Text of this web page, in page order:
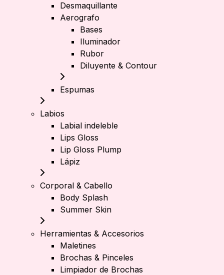
Desmaquillante
Aerografo
Bases
Iluminador
Rubor
Diluyente & Contour
Espumas
Labios
Labial indeleble
Lips Gloss
Lip Gloss Plump
Lápiz
Corporal & Cabello
Body Splash
Summer Skin
Herramientas & Accesorios
Maletines
Brochas & Pinceles
Limpiador de Brochas